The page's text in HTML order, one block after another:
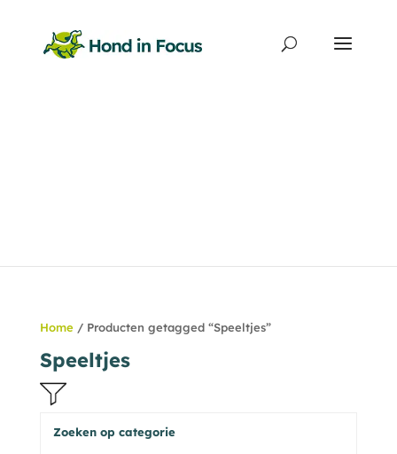
Home/ Producten getagged “Speeltjes”
Speeltjes
Zoeken op categorie